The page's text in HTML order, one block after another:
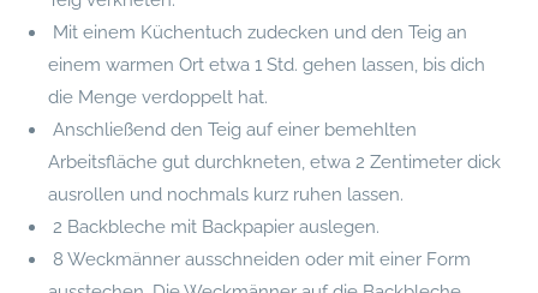
Mit einem Küchentuch zudecken und den Teig an
einem warmen Ort etwa 1 Std. gehen lassen, bis dich
die Menge verdoppelt hat.
Anschließend den Teig auf einer bemehlten
Arbeitsfläche gut durchkneten, etwa 2 Zentimeter dick
ausrollen und nochmals kurz ruhen lassen.
2 Backbleche mit Backpapier auslegen.
8 Weckmänner ausschneiden oder mit einer Form